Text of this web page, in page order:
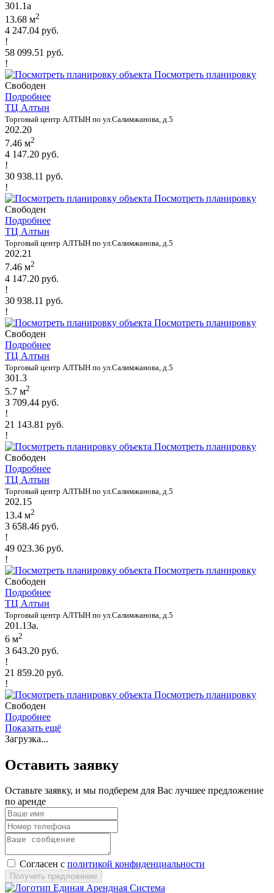
301.1а
13.68 м2
4 247.04 руб.
!
58 099.51 руб.
!
Посмотреть планировку
Свободен
Подробнее
ТЦ Алтын
Торговый центр АЛТЫН по ул.Салимжанова, д.5
202.20
7.46 м2
4 147.20 руб.
!
30 938.11 руб.
!
Посмотреть планировку
Свободен
Подробнее
ТЦ Алтын
Торговый центр АЛТЫН по ул.Салимжанова, д.5
202.21
7.46 м2
4 147.20 руб.
!
30 938.11 руб.
!
Посмотреть планировку
Свободен
Подробнее
ТЦ Алтын
Торговый центр АЛТЫН по ул.Салимжанова, д.5
301.3
5.7 м2
3 709.44 руб.
!
21 143.81 руб.
!
Посмотреть планировку
Свободен
Подробнее
ТЦ Алтын
Торговый центр АЛТЫН по ул.Салимжанова, д.5
202.15
13.4 м2
3 658.46 руб.
!
49 023.36 руб.
!
Посмотреть планировку
Свободен
Подробнее
ТЦ Алтын
Торговый центр АЛТЫН по ул.Салимжанова, д.5
201.13а.
6 м2
3 643.20 руб.
!
21 859.20 руб.
!
Посмотреть планировку
Свободен
Подробнее
Показать ещё
Загрузка...
Оставить заявку
Оставьте заявку, и мы подберем для Вас лучшее предложение
по аренде
Согласен с политикой конфиденциальности
Получить предложение